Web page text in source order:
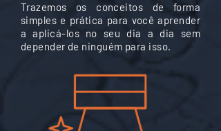
Trazemos os conceitos de forma
simples e prática para você aprender
a aplicá-los no seu dia a dia sem
depender de ninguém para isso.